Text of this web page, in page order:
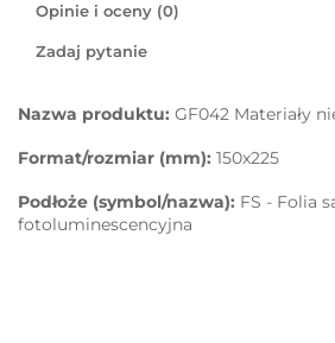
Opinie i oceny (0)
Zadaj pytanie
Nazwa produktu: GF042 Materiały
Format/rozmiar (mm): 150x225
Podłoże (symbol/nazwa): FS - Folia
fotoluminescencyjna